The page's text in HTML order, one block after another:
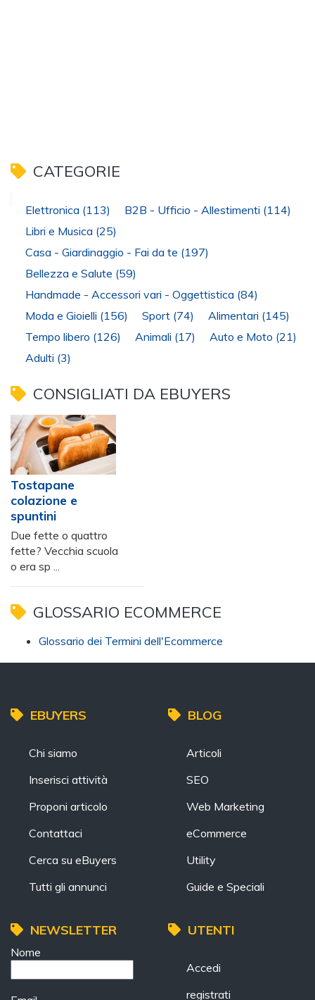
CATEGORIE
Elettronica (113) B2B - Ufficio - Allestimenti (114)
Libri e Musica (25)
Casa - Giardinaggio - Fai da te (197)
Bellezza e Salute (59)
Handmade - Accessori vari - Oggettistica (84)
Moda e Gioielli (156) Sport (74) Alimentari (145)
Tempo libero (126) Animali (17) Auto e Moto (21)
Adulti (3)
CONSIGLIATI DA EBUYERS
Tostapane
colazione e
spuntini
Due fette o quattro
fette? Vecchia scuola
o era sp ...
GLOSSARIO ECOMMERCE
Glossario dei Termini dell'Ecommerce
EBUYERS
Chi siamo
Inserisci attività
Proponi articolo
Contattaci
Cerca su eBuyers
Tutti gli annunci
BLOG
Articoli
SEO
Web Marketing
eCommerce
Utility
Guide e Speciali
NEWSLETTER
Nome
UTENTI
Accedi
registrati